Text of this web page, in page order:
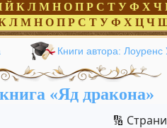
Й К Л М Н О П Р С Т У Ф Х Ч
Л М Н О П Р С Т У Ф Х Ц Ч
Книги автора: Лоуренс
«Яд дракона»
🔢